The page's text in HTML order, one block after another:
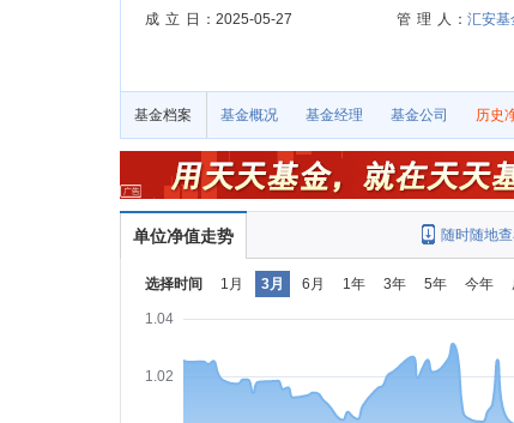
成 立 日
：2025-05-27 管 理 人 ： 汇安基
基金档案 基金概况 基金经理 基金公司 历史
单位净值走势 随时随地
选择时间 1月 3月 6月 1年 3年 5年 今年
1.02
1.04